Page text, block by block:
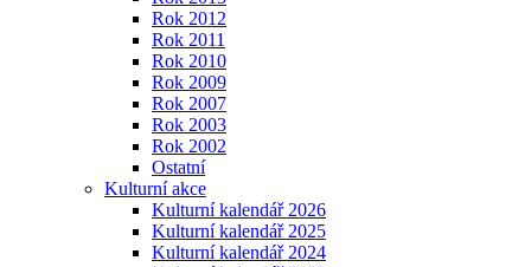
Rok 2012
Rok 2011
Rok 2010
Rok 2009
Rok 2007
Rok 2003
Rok 2002
Ostatní
Kulturní akce
Kulturní kalendář 2026
Kulturní kalendář 2025
Kulturní kalendář 2024